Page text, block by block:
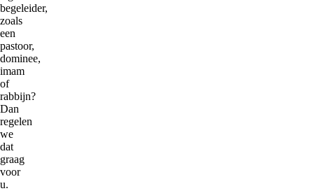
begeleider,
zoals
een
pastoor,
dominee,
imam
of
rabbijn?
Dan
regelen
we
dat
graag
voor
u.